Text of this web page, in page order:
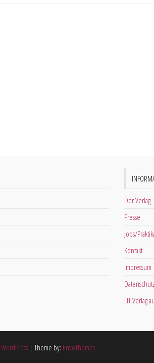
Der Verlag
Presse
Jobs/
Kontakt
Impressum
Datenschutz
LIT Verlag
WordPress | Theme by: EnvoThemes